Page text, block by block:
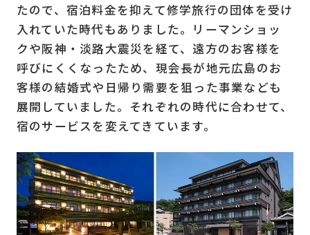
たので、宿泊料金を抑えて修学旅行の団体を受け
入れていた時代もありました。リーマンショッ
クや阪神・淡路大震災を経て、遠方のお客様を
呼びにくくなったため、現会長が地元広島のお
客様の結婚式や日帰り需要を狙った事業なども
展開していました。それぞれの時代に合わせて、
宿のサービスを変えてきています。